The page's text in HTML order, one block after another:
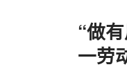
“做
一劳